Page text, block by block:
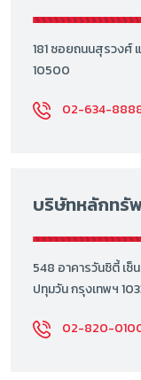
181 ซอยถนนสุรวงศ์
10500
02-634-
บริษัทหลักทรั
548 อาคารวันซิตี้ เ
ปทุมวัน กรุงเทพฯ
02-820-